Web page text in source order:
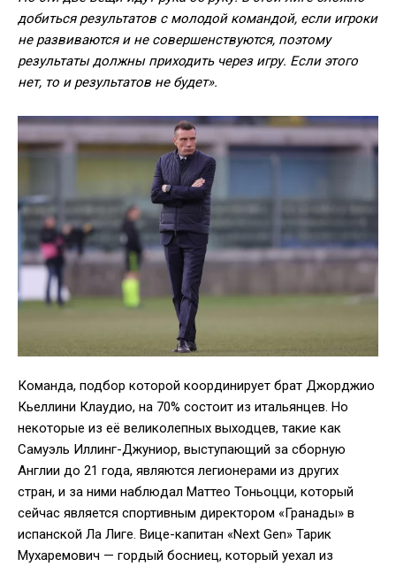
добиться результатов с молодой командой, если игроки
не развиваются и не совершенствуются, поэтому
результаты должны приходить через игру. Если этого
нет, то и результатов не будет».
Команда, подбор которой координирует брат Джорджио
Кьеллини Клаудио, на 70% состоит из итальянцев. Но
некоторые из её великолепных выходцев, такие как
Самуэль Иллинг-Джуниор, выступающий за сборную
Англии до 21 года, являются легионерами из других
стран, и за ними наблюдал Маттео Тоньоцци, который
сейчас является спортивным директором «Гранады» в
испанской Ла Лиге. Вице-капитан «Next Gen» Тарик
Мухаремович — гордый босниец, который уехал из